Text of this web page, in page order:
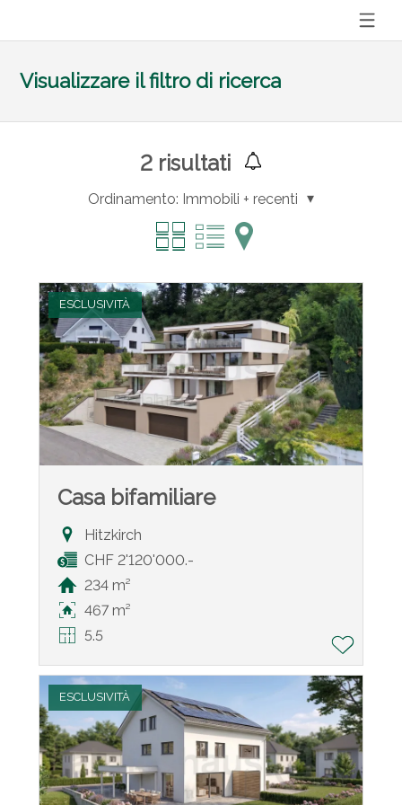
Visualizzare il filtro di ricerca
2risultati
Ordinamento: Immobili + recenti
ESCLUSIVITÀ
Casa bifamiliare
Hitzkirch
CHF 2'120'000.-
234 m²
467 m²
5.5
ESCLUSIVITÀ